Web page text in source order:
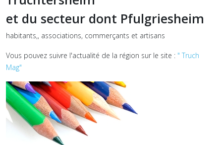
et du secteur dont Pfulgriesheim
habitants,, associations, commerçants et artisans
Vous pouvez suivre l'actualité de la région sur le site : " Truch
Mag"